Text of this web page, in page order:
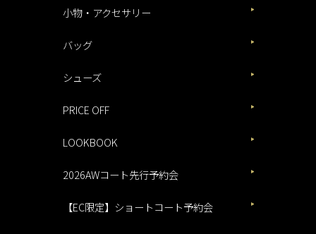
小物・アクセサリー
バッグ
シューズ
PRICE OFF
LOOKBOOK
2026AWコート先行予約会
【EC限定】ショートコート予約会